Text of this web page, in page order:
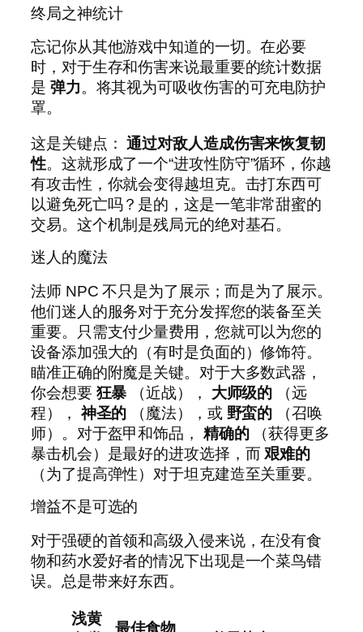
终局之神统计
忘记你从其他游戏中知道的一切。在必要
时，对于生存和伤害来说最重要的统计数据
是 弹力。将其视为可吸收伤害的可充电防护
罩。
这是关键点：通过对敌人造成伤害来恢复韧
性。这就形成了一个“进攻性防守”循环，你越
有攻击性，你就会变得越坦克。击打东西可
以避免死亡吗？是的，这是一笔非常甜蜜的
交易。这个机制是残局元的绝对基石。
迷人的魔法
法师 NPC 不只是为了展示；而是为了展示。
他们迷人的服务对于充分发挥您的装备至关
重要。只需支付少量费用，您就可以为您的
设备添加强大的（有时是负面的）修饰符。
瞄准正确的附魔是关键。对于大多数武器，
你会想要 狂暴 （近战）， 大师级的 （远
程），神圣的 （魔法），或 野蛮的 （召唤
师）。对于盔甲和饰品， 精确的（获得更多
暴击机会）是最好的进攻选择，而艰难的
（为了提高弹性）对于坦克建造至关重要。
增益不是可选的
对于强硬的首领和高级入侵来说，在没有食
物和药水爱好者的情况下出现是一个菜鸟错
误。总是带来好东西。
浅黄
最佳食物